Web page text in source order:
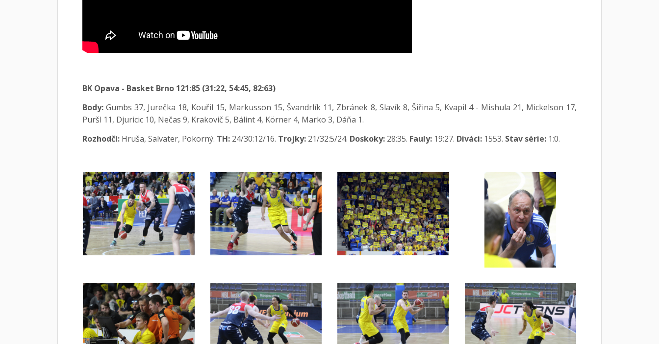
BK Opava - Basket Brno 121:85 (31:22, 54:45, 82:63)
Body: Gumbs 37, Jurečka 18, Kouřil 15, Markusson 15, Švandrlík 11, Zbránek 8, Slavík 8, Šiřina 5, Kvapil 4 - Mishula 21, Mickelson 17,
Puršl 11, Djuricic 10, Nečas 9, Krakovič 5, Bálint 4, Körner 4, Marko 3, Dáňa 1.
Rozhodčí: Hruša, Salvater, Pokorný. TH: 24/30:12/16. Trojky: 21/32:5/24. Doskoky: 28:35. Fauly: 19:27. Diváci: 1553. Stav série: 1:0.